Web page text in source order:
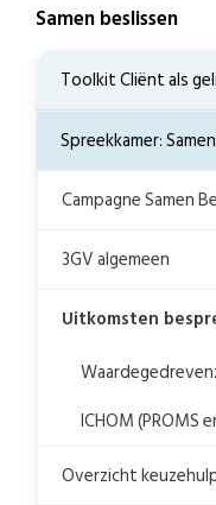
Samen beslissen
Toolkit Cliënt als
Spreekkamer:
Campagne Samen
3GV algemeen
Uitkomsten
ICHOM (PROMS
Overzicht